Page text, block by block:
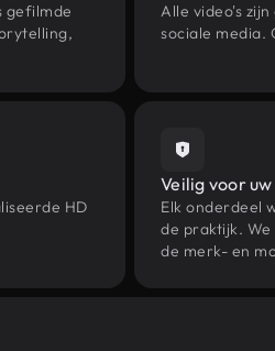
gefilmde
Alle video's
sociale media.
HD
Veilig voor
Elk onderdeel
de praktijk.
de merk- en